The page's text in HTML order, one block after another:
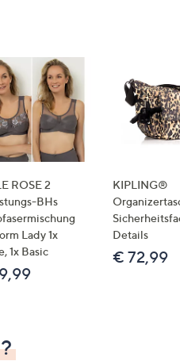
ROSE 2
BHs
Lady 1x
1x Basic
KIPLING®
Details
€ 72,99